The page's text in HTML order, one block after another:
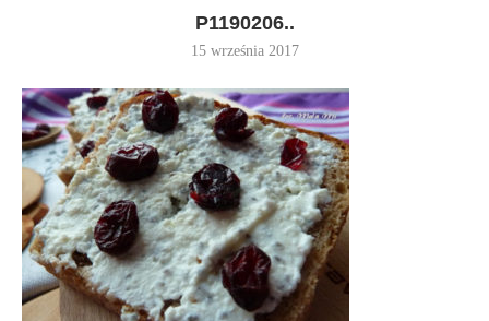
P1190206..
15 września 2017